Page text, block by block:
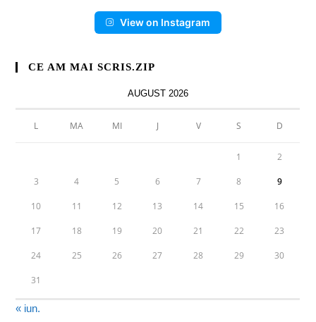
View on Instagram
CE AM MAI SCRIS.ZIP
AUGUST 2026
L MA MI J V S D
1 2
3 4 5 6 7 8 9
10 11 12 13 14 15 16
17 18 19 20 21 22 23
24 25 26 27 28 29 30
31
« iun.